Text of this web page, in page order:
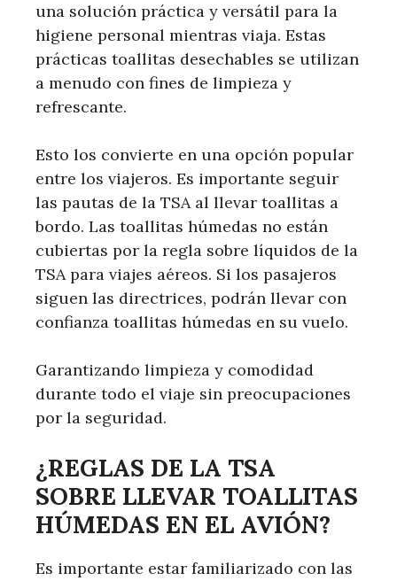
una solución práctica y versátil para la
higiene personal mientras viaja. Estas
prácticas toallitas desechables se utilizan
a menudo con fines de limpieza y
refrescante.
Esto los convierte en una opción popular
entre los viajeros. Es importante seguir
las pautas de la TSA al llevar toallitas a
bordo. Las toallitas húmedas no están
cubiertas por la regla sobre líquidos de la
TSA para viajes aéreos. Si los pasajeros
siguen las directrices, podrán llevar con
confianza toallitas húmedas en su vuelo.
Garantizando limpieza y comodidad
durante todo el viaje sin preocupaciones
por la seguridad.
¿REGLAS DE LA TSA
SOBRE LLEVAR TOALLITAS
HÚMEDAS EN EL AVIÓN?
Es importante estar familiarizado con las